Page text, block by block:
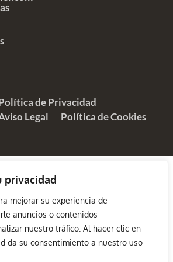
privacidad
mejorar su experiencia de
anuncios o contenidos
nuestro tráfico. Al hacer clic en
da su consentimiento a nuestro uso
de Privacidad
Legal
Política de Cookies